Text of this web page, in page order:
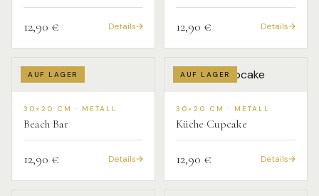
12,90 € Details 12,90 € Details
AUF LAGER
30×20 CM · METALL
Beach Bar
12,90 € Details
AUF LAGER
30×20 CM · METALL
Küche Cupcake
12,90 € Details